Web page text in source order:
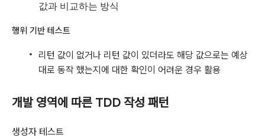
값과 비교하는 방식
행위 기반 테스트
리턴 값이 없거나 리턴 값이 있더라도 해당 값으로는 예상
대로 동작 했는지에 대한 확인이 어려운 경우 활용
개발 영역에 따른 TDD 작성 패턴
생성자 테스트